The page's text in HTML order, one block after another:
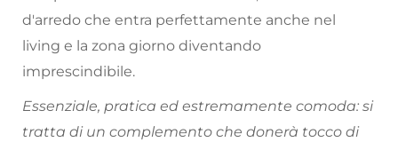
d'arredo che entra perfettamente anche nel
living e la zona giorno diventando
imprescindibile.
Essenziale, pratica ed estremamente comoda: si
tratta di un complemento che donerà tocco di